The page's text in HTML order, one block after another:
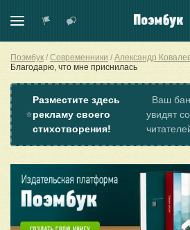
Поэмбук Современники
Александр
Благодарю, что мне приснилась
⭐
Разместите здесь
рекламу своего
стихотворения!
Ваш
увидят